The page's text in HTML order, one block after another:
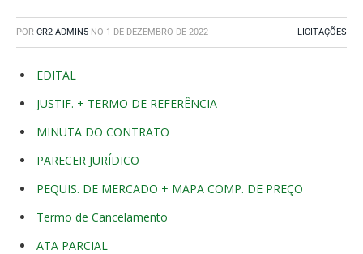
POR CR2-ADMIN5 NO 1 DE DEZEMBRO DE 2022 LICITAÇÕES
EDITAL
JUSTIF. + TERMO DE REFERÊNCIA
MINUTA DO CONTRATO
PARECER JURÍDICO
PEQUIS. DE MERCADO + MAPA COMP. DE PREÇO
Termo de Cancelamento
ATA PARCIAL